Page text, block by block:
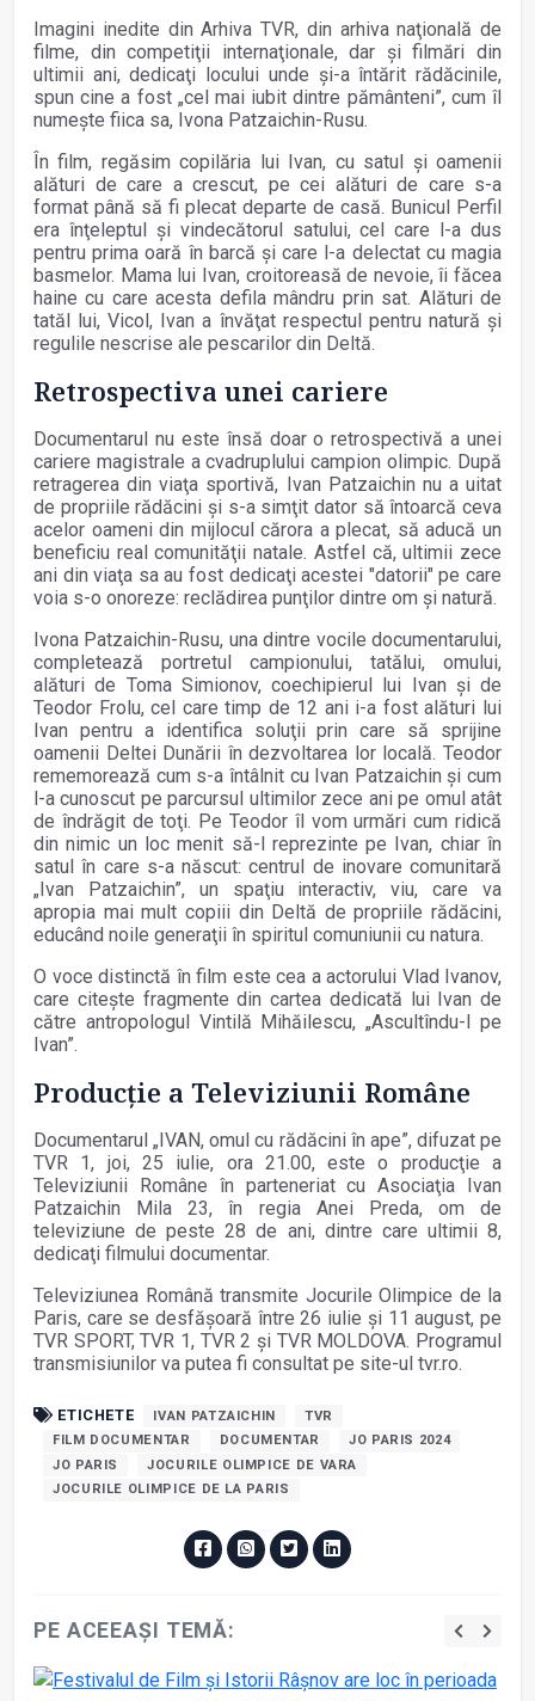
Imagini inedite din Arhiva TVR, din arhiva naţională de
filme, din competiţii internaţionale, dar şi filmări din
ultimii ani, dedicaţi locului unde şi-a întărit rădăcinile,
spun cine a fost „cel mai iubit dintre pământeni”, cum îl
numeşte fiica sa, Ivona Patzaichin-Rusu.
În film, regăsim copilăria lui Ivan, cu satul şi oamenii
alături de care a crescut, pe cei alături de care s-a
format până să fi plecat departe de casă. Bunicul Perfil
era înţeleptul şi vindecătorul satului, cel care l-a dus
pentru prima oară în barcă şi care l-a delectat cu magia
basmelor. Mama lui Ivan, croitoreasă de nevoie, îi făcea
haine cu care acesta defila mândru prin sat. Alături de
tatăl lui, Vicol, Ivan a învăţat respectul pentru natură şi
regulile nescrise ale pescarilor din Deltă.
Retrospectiva unei cariere
Documentarul nu este însă doar o retrospectivă a unei
cariere magistrale a cvadruplului campion olimpic. După
retragerea din viaţa sportivă, Ivan Patzaichin nu a uitat
de propriile rădăcini şi s-a simţit dator să întoarcă ceva
acelor oameni din mijlocul cărora a plecat, să aducă un
beneficiu real comunităţii natale. Astfel că, ultimii zece
ani din viaţa sa au fost dedicaţi acestei "datorii" pe care
voia s-o onoreze: reclădirea punţilor dintre om şi natură.
Ivona Patzaichin-Rusu, una dintre vocile documentarului,
completează portretul campionului, tatălui, omului,
alături de Toma Simionov, coechipierul lui Ivan şi de
Teodor Frolu, cel care timp de 12 ani i-a fost alături lui
Ivan pentru a identifica soluţii prin care să sprijine
oamenii Deltei Dunării în dezvoltarea lor locală. Teodor
rememorează cum s-a întâlnit cu Ivan Patzaichin şi cum
l-a cunoscut pe parcursul ultimilor zece ani pe omul atât
de îndrăgit de toţi. Pe Teodor îl vom urmări cum ridică
din nimic un loc menit să-l reprezinte pe Ivan, chiar în
satul în care s-a născut: centrul de inovare comunitară
„Ivan Patzaichin”, un spaţiu interactiv, viu, care va
apropia mai mult copiii din Deltă de propriile rădăcini,
educând noile generaţii în spiritul comuniunii cu natura.
O voce distinctă în film este cea a actorului Vlad Ivanov,
care citeşte fragmente din cartea dedicată lui Ivan de
către antropologul Vintilă Mihăilescu, „Ascultîndu-l pe
Ivan”.
Producție a Televiziunii Române
Documentarul „IVAN, omul cu rădăcini în ape”, difuzat pe
TVR 1, joi, 25 iulie, ora 21.00, este o producţie a
Televiziunii Române în parteneriat cu Asociaţia Ivan
Patzaichin Mila 23, în regia Anei Preda, om de
televiziune de peste 28 de ani, dintre care ultimii 8,
dedicaţi filmului documentar.
Televiziunea Română transmite Jocurile Olimpice de la
Paris, care se desfăşoară între 26 iulie şi 11 august, pe
TVR SPORT, TVR 1, TVR 2 şi TVR MOLDOVA. Programul
transmisiunilor va putea fi consultat pe site-ul tvr.ro.
ETICHETE IVAN PATZAICHIN
TVR
FILM DOCUMENTAR
DOCUMENTAR
JO PARIS 2024
JO PARIS
JOCURILE OLIMPICE DE VARA
JOCURILE OLIMPICE DE LA PARIS
PE ACEEAȘI TEMĂ: